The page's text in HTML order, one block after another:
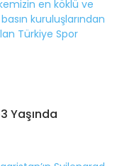
Yaşında